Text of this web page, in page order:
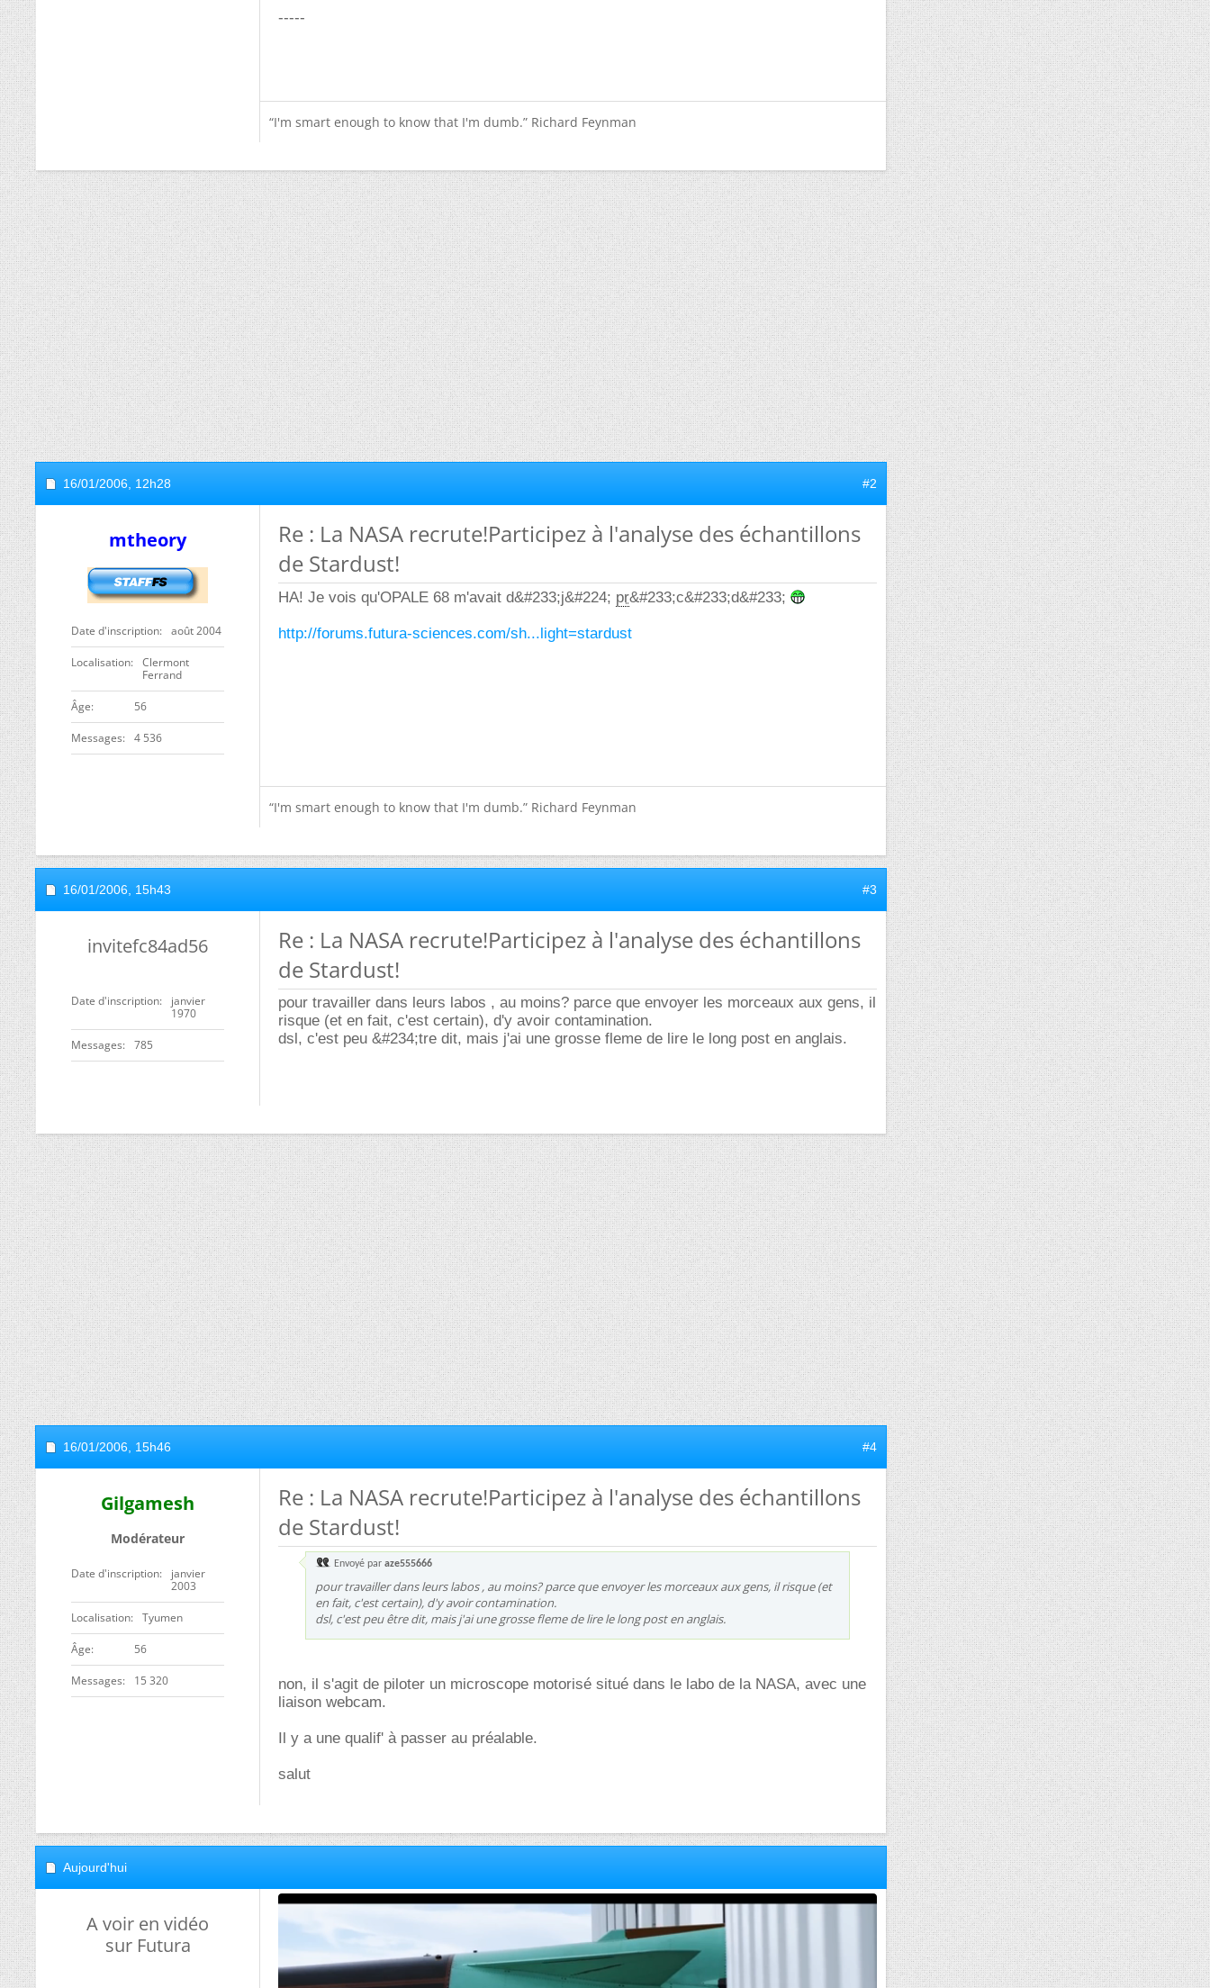
-----
“I'm smart enough to know that I'm dumb.” Richard Feynman
16/01/2006, 12h28 #2
mtheory
Date d'inscription août 2004
Localisation
Clermont
Ferrand
ge 56
Messages 4 536
Re : La NASA recrute!Participez à l'analyse des échantillons
de Stardust!
HA! Je vois qu'OPALE 68 m'avait d&#233;j&#224; pr&#233;c&#233;d&#233;
http://forums.futura-sciences.com/sh...light=stardust
“I'm smart enough to know that I'm dumb.” Richard Feynman
16/01/2006, 15h43 #3
invitefc84ad56
Date d'inscription
janvier
1970
Messages 785
Re : La NASA recrute!Participez à l'analyse des échantillons
de Stardust!
pour travailler dans leurs labos , au moins? parce que envoyer les morceaux aux gens, il
risque (et en fait, c'est certain), d'y avoir contamination.
dsl, c'est peu &#234;tre dit, mais j'ai une grosse fleme de lire le long post en anglais.
16/01/2006, 15h46 #4
Gilgamesh
Modérateur
Date d'inscription
janvier
2003
Localisation Tyumen
ge 56
Messages 15 320
Re : La NASA recrute!Participez à l'analyse des échantillons
de Stardust!
Envoyé par aze555666
pour travailler dans leurs labos , au moins? parce que envoyer les morceaux aux gens, il risque (et
en fait, c'est certain), d'y avoir contamination.
dsl, c'est peu être dit, mais j'ai une grosse fleme de lire le long post en anglais.
non, il s'agit de piloter un microscope motorisé situé dans le labo de la NASA, avec une
liaison webcam.
Il y a une qualif' à passer au préalable.
salut
Aujourd'hui
A voir en vidéo
sur Futura